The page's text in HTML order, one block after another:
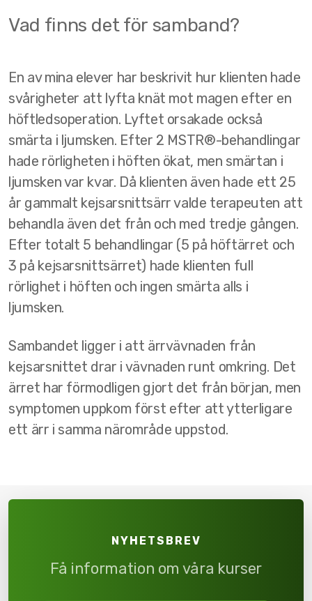
Vad finns det för samband?
En av mina elever har beskrivit hur klienten hade
svårigheter att lyfta knät mot magen efter en
höftledsoperation. Lyftet orsakade också
smärta i ljumsken. Efter 2 MSTR®-behandlingar
hade rörligheten i höften ökat, men smärtan i
ljumsken var kvar. Då klienten även hade ett 25
år gammalt kejsarsnittsärr valde terapeuten att
behandla även det från och med tredje gången.
Efter totalt 5 behandlingar (5 på höftärret och
3 på kejsarsnittsärret) hade klienten full
rörlighet i höften och ingen smärta alls i
ljumsken.
Sambandet ligger i att ärrvävnaden från
kejsarsnittet drar i vävnaden runt omkring. Det
ärret har förmodligen gjort det från början, men
symptomen uppkom först efter att ytterligare
ett ärr i samma närområde uppstod.
NYHETSBREV
Få information om våra kurser
NHT Global